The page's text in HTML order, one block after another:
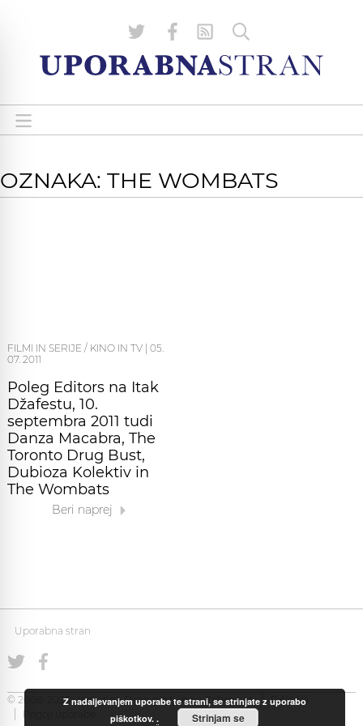
OZNAKA: THE WOMBATS
FILMI IN SERIJE / KINO IN TV 05.
07. 2011
Poleg Editors na Itak
Džafestu, 10.
septembra 2011 tudi
Danza Macabra, The
Toronto Drug Bust,
Dubioza Kolektiv in
The Wombats
Beri naprej
Uporabna stran
© 2008-2026 Uporabna Stran gostuje naZabec.net
Piškotki
Pogoji uporabe
Z nadaljevanjem uporabe te strani, se strinjate z uporabo
piškotkov.. Strinjam se